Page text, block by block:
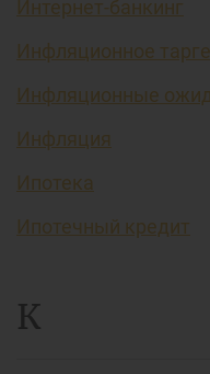
Интернет-банкинг
Инфляционное
Инфляционные
Инфляция
Ипотека
Ипотечный кредит
К